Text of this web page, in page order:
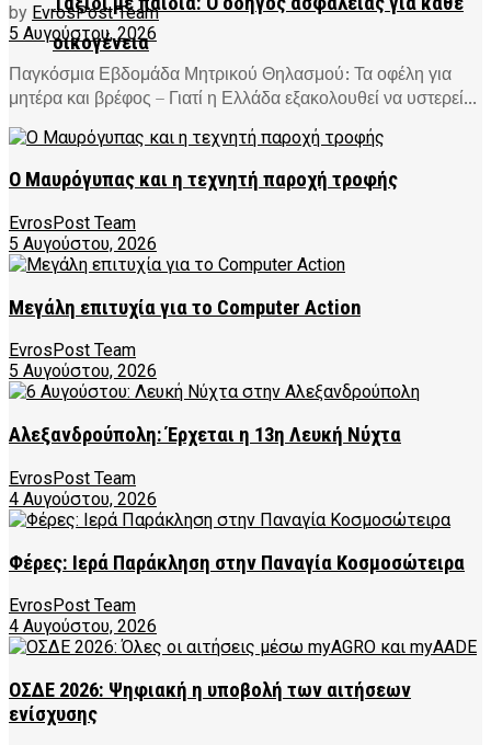
οικογένεια
by EvrosPost Team
5 Αυγούστου, 2026
Παγκόσμια Εβδομάδα Μητρικού Θηλασμού: Τα οφέλη για
μητέρα και βρέφος – Γιατί η Ελλάδα εξακολουθεί να υστερεί...
Ο Μαυρόγυπας και η τεχνητή παροχή τροφής
EvrosPost Team
5 Αυγούστου, 2026
Μεγάλη επιτυχία για το Computer Action
EvrosPost Team
5 Αυγούστου, 2026
Αλεξανδρούπολη: Έρχεται η 13η Λευκή Νύχτα
EvrosPost Team
4 Αυγούστου, 2026
Φέρες: Ιερά Παράκληση στην Παναγία Κοσμοσώτειρα
EvrosPost Team
4 Αυγούστου, 2026
ΟΣΔΕ 2026: Ψηφιακή η υποβολή των αιτήσεων
ενίσχυσης